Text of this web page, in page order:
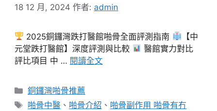
18 12 月, 2024 作者: admin
2025銅鑼灣跌打醫館啪骨全面評測指南
【中
元堂跌打醫館】深度評測與比較
醫館實力對比
評比項目 中 … 閱讀全文
分
類
銅鑼灣啪骨推薦
標
啪骨中醫 、 啪骨介紹 、 啪骨副作用 啪骨有冇